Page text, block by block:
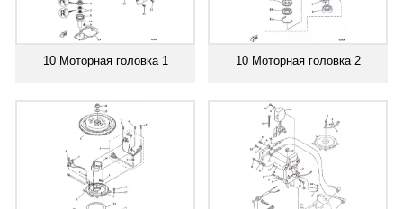
10 Моторная головка 1 10 Моторная головка 2